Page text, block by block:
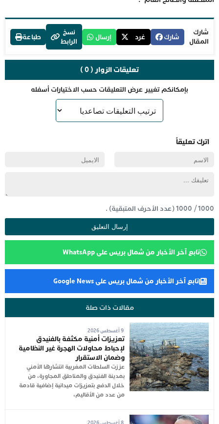
شارك
المقال
شارك غرد إرسال
نسخ
الرابط
طباعة
تعليقات الزوار ( 0 )
بإمكانكم تغيير عرض التعليقات حسب الاختيارات أسفله
اترك تعليقاً
1000
/
1000(عدد الأحرف المتبقية) .
تابع آخر الأخبار من شمال بريس على WhatsApp
تابع آخر الأخبار من شمال بريس على Google News
مقالات ذات صلة
9 أغسطس 2026
تعزيزات أمنية مكثفة بالفنيدق
لإحباط محاولات الهجرة غير النظامية
وضمان الاستقرار
عززت السلطات المغربية انتشارها الأمني
بمدينة الفنيدق والمناطق المجاورة، من
خلال الدفع بتعزيزات ميدانية إضافية قادمة
من عدد من الأقاليم،